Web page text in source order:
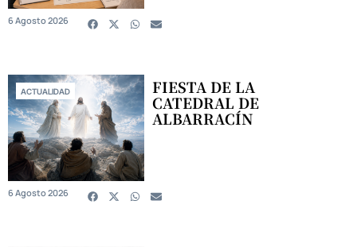
6 Agosto 2026
ACTUALIDAD FIESTA DE LA
CATEDRAL DE
ALBARRACÍN
6 Agosto 2026